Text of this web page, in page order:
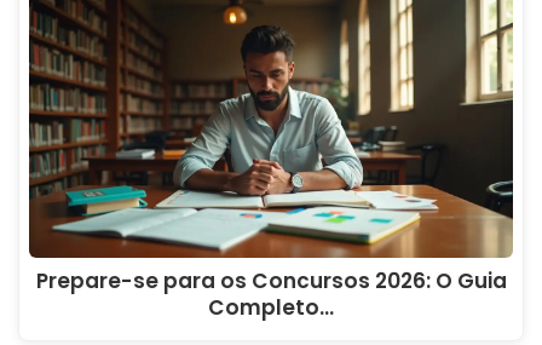
Prepare-se para os Concursos 2026: O Guia
Completo...